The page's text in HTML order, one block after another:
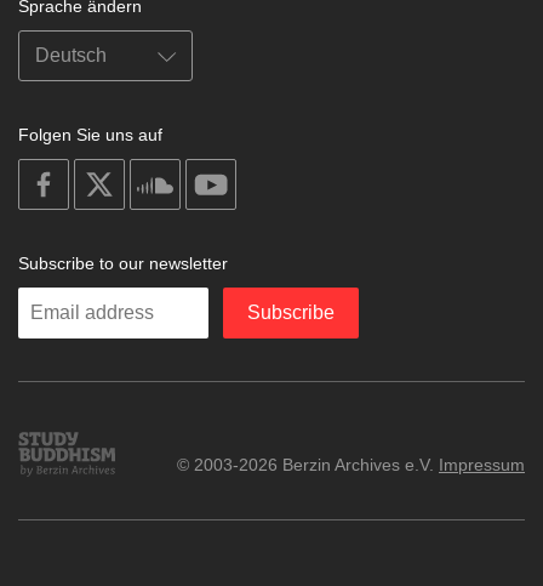
Sprache ändern
Folgen Sie uns auf
on
facebook
soundcloud
Subscribe to our newsletter
Enter
Subscribe
Study
Buddhism
© 2003-2026 Berzin Archives e.V. Impressum